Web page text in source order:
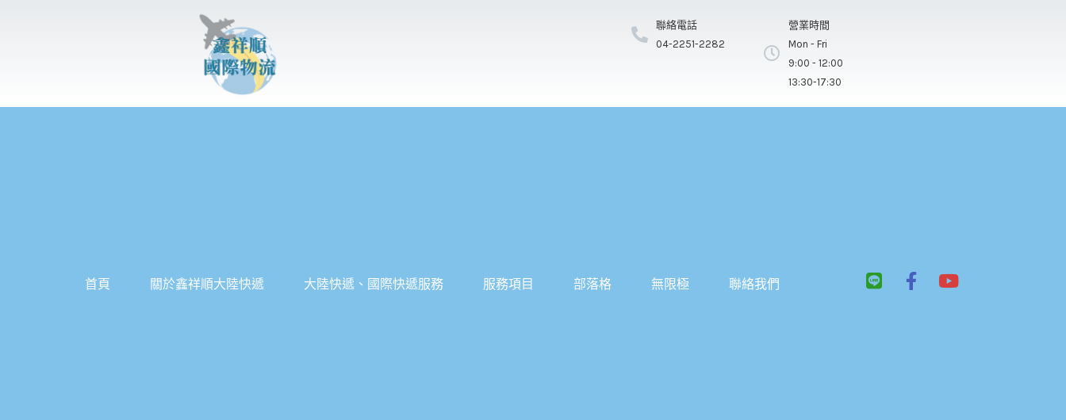
內
聯絡電話
04-2251-2282
營業時間
Mon - Fri
9:00 - 12:00
13:30-17:30
首頁 關於鑫祥順大陸快遞 大陸快遞、國際快遞服務 服務項目 部落格 無限極 聯絡我們
L
F
Y